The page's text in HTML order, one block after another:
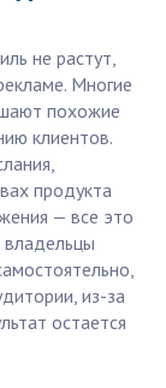
не растут,
Многие
похожие
клиентов.
продукта
— все это
из-за
остается